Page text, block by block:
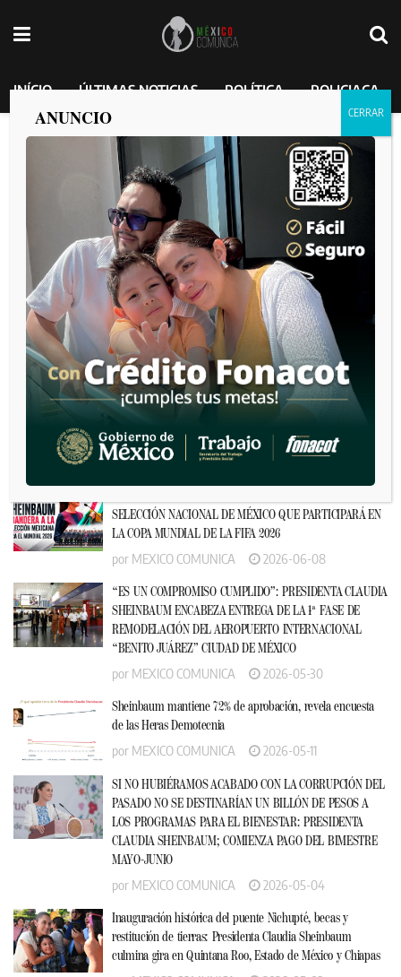
INÍCIO ÚLTIMAS NOTICIAS POLÍTICA POLICIACA
Etiqueta:Sheinbaum
Sheinbaum anuncia Plan Tulum Renace con acceso gratuito
al Parque del Jaguar
porMEXICO COMUNICA 2026-07-17
Gobierno de Sheinbaum acelera el saneamiento de ríos en
México; Tijuana sigue entre las prioridades
porMEXICO COMUNICA 2026-07-16
Sheinbaum y presidente de Suiza fortalecen la cooperación
e inversión en México
porMEXICO COMUNICA 2026-07-08
“Ella ya lo aclaró”: Sheinbaum sobre supuestos audios de
Marina del Pilar
porMEXICO COMUNICA 2026-06-26
SELECCIÓN NACIONAL DE MÉXICO QUE PARTICIPARÁ EN
LA COPA MUNDIAL DE LA FIFA 2026
por MEXICO COMUNICA 2026-06-08
“ES UN COMPROMISO CUMPLIDO”: PRESIDENTA CLAUDIA
SHEINBAUM ENCABEZA ENTREGA DE LA 1ª FASE DE
REMODELACIÓN DEL AEROPUERTO INTERNACIONAL
“BENITO JUÁREZ” CIUDAD DE MÉXICO
por MEXICO COMUNICA 2026-05-30
Sheinbaum mantiene 72% de aprobación, revela encuesta
de las Heras Demotecnia
por MEXICO COMUNICA 2026-05-11
SI NO HUBIÉRAMOS ACABADO CON LA CORRUPCIÓN DEL
PASADO NO SE DESTINARÍAN UN BILLÓN DE PESOS A
LOS PROGRAMAS PARA EL BIENESTAR: PRESIDENTA
CLAUDIA SHEINBAUM; COMIENZA PAGO DEL BIMESTRE
MAYO-JUNIO
por MEXICO COMUNICA 2026-05-04
Inauguración histórica del puente Nichupté, becas y
restitución de tierras: Presidenta Claudia Sheinbaum
culmina gira en Quintana Roo, Estado de México y Chiapas
ANUNCIO